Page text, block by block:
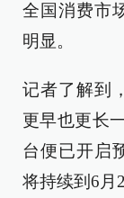
全国消费市
明显。
记者了解到
更早也更长
台便已开启
将持续到6月